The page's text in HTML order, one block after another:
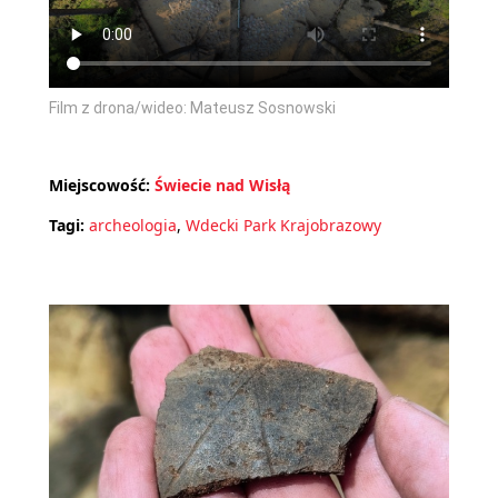
Film z drona/wideo: Mateusz Sosnowski
Miejscowość: Świecie nad Wisłą
Tagi: archeologia, Wdecki Park Krajobrazowy